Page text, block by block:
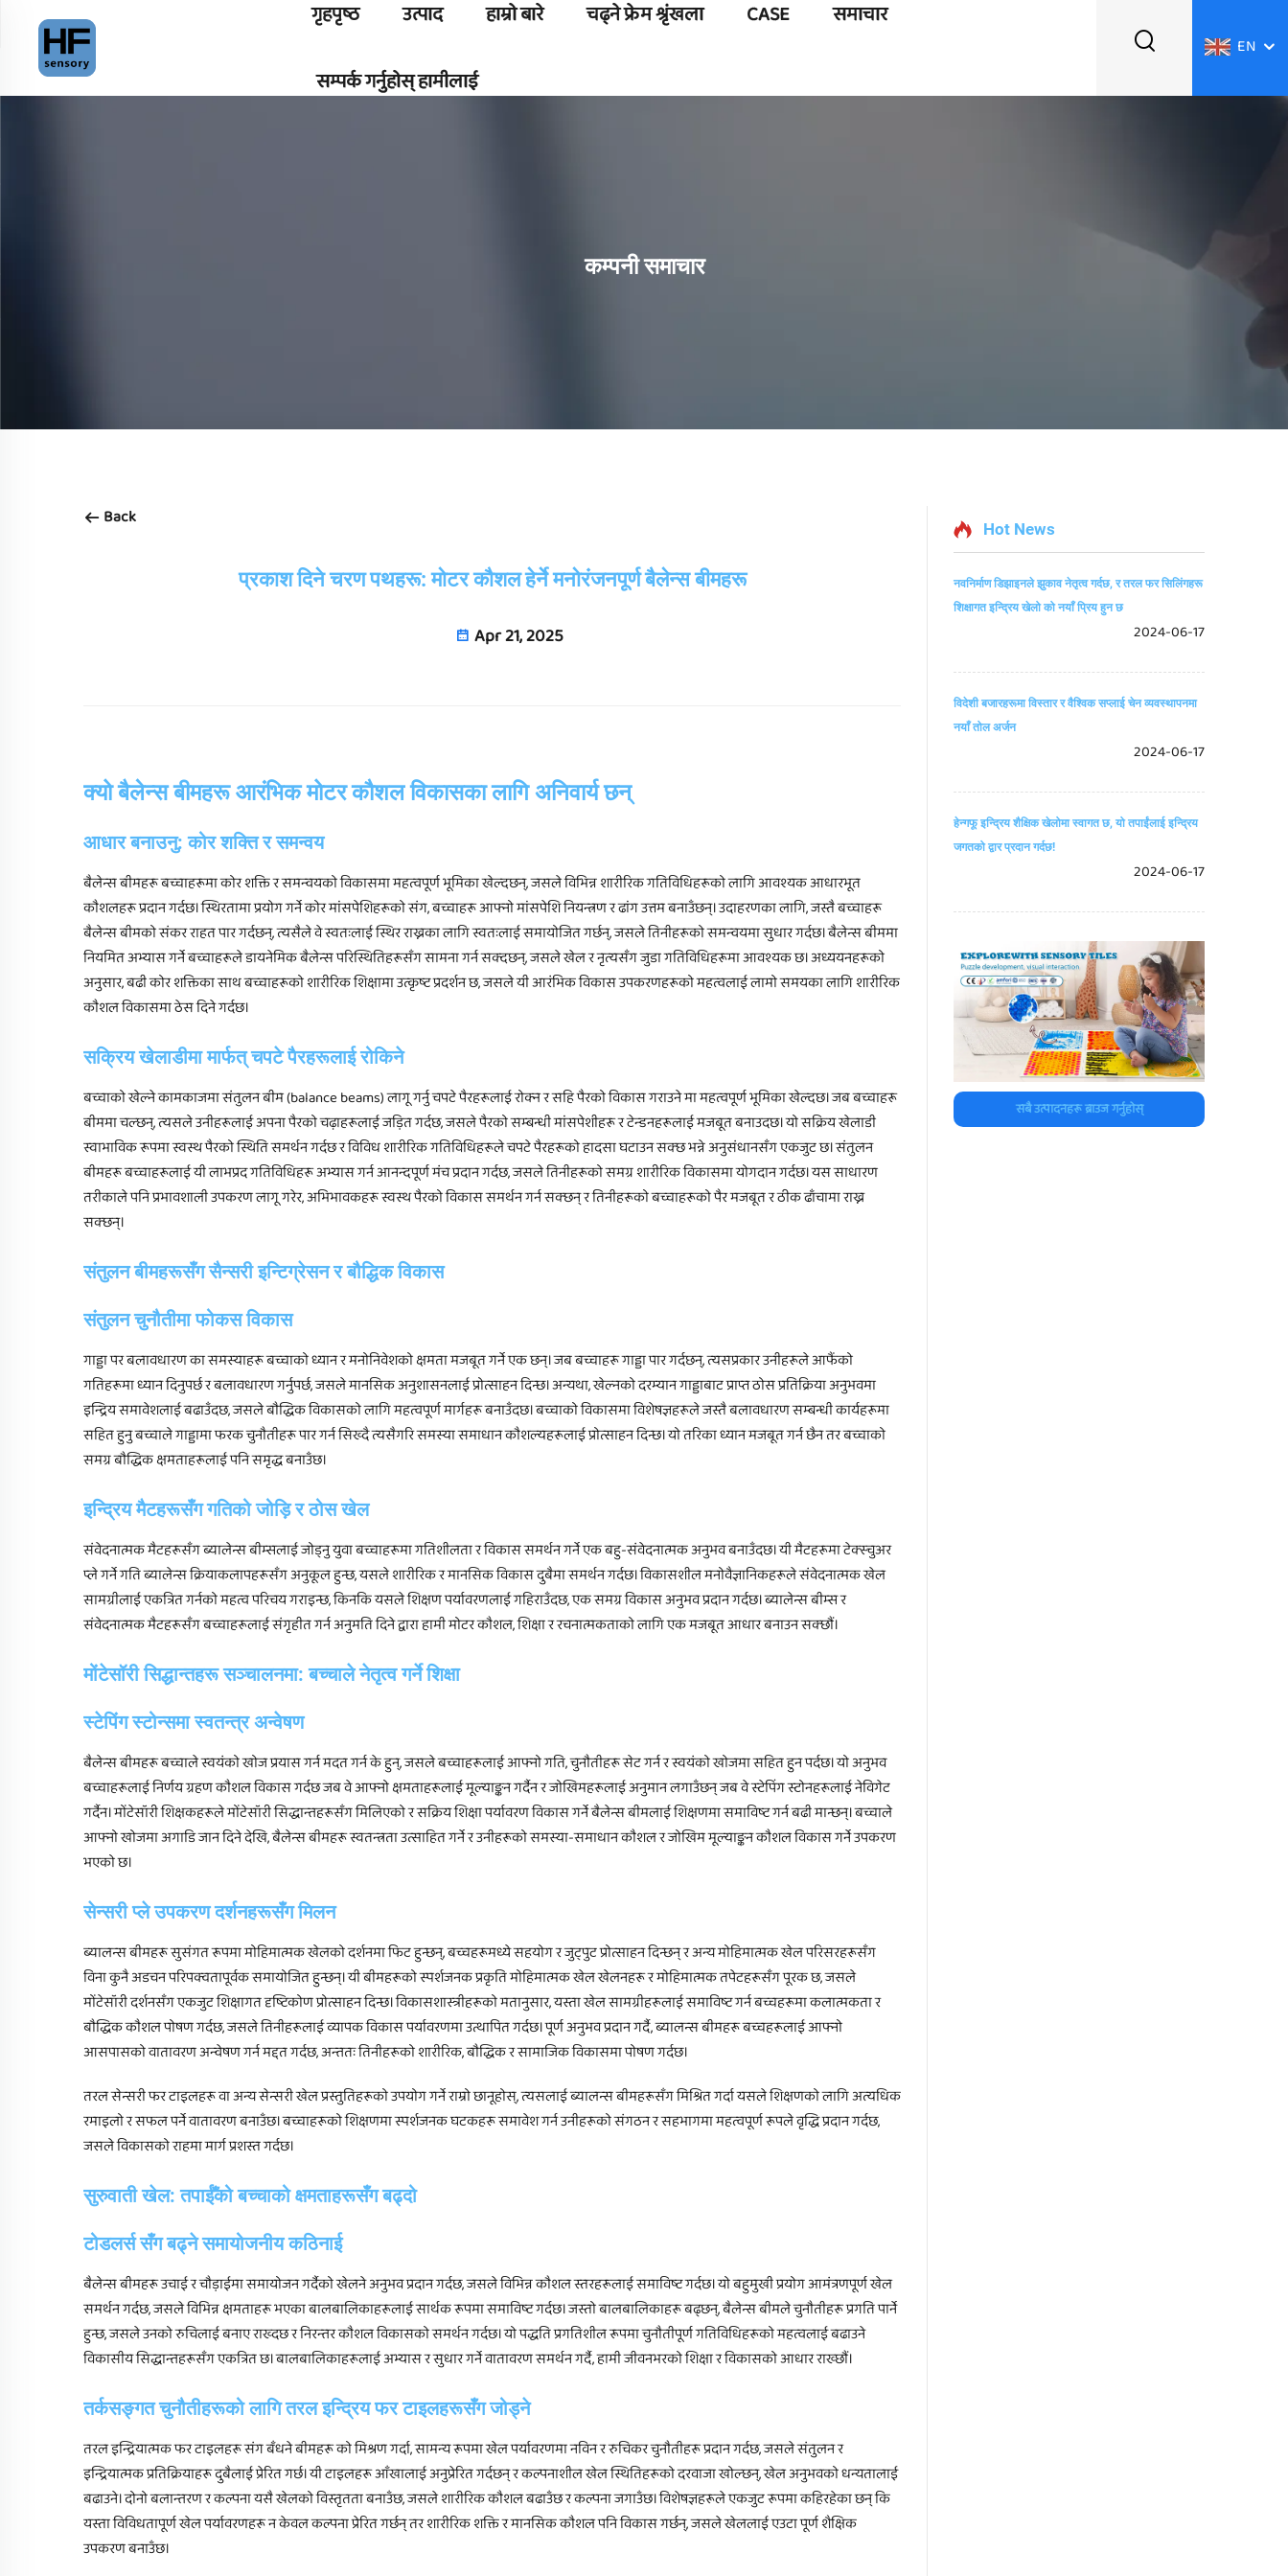
गृहपृष्ठ उत्पाद हाम्रो बारे चढ्ने फ्रेम श्रृंखला CASE समाचार
सम्पर्क गर्नुहोस् हामीलाई
EN
कम्पनी समाचार
Back
प्रकाश दिने चरण पथहरू: मोटर कौशल हेर्ने मनोरंजनपूर्ण बैलेन्स बीमहरू
Apr 21, 2025
क्यो बैलेन्स बीमहरू आरंभिक मोटर कौशल विकासका लागि अनिवार्य छन्
आधार बनाउनु: कोर शक्ति र समन्वय
बैलेन्स बीमहरू बच्चाहरूमा कोर शक्ति र समन्वयको विकासमा महत्वपूर्ण भूमिका खेल्दछन्, जसले विभिन्न शारीरिक गतिविधिहरूको लागि आवश्यक आधारभूत
कौशलहरू प्रदान गर्दछ। स्थिरतामा प्रयोग गर्ने कोर मांसपेशिहरूको संग, बच्चाहरू आफ्नो मांसपेशि नियन्त्रण र ढांग उत्तम बनाउँछन्। उदाहरणका लागि, जस्तै बच्चाहरू
बैलेन्स बीमको संकर राहत पार गर्दछन्, त्यसैले वे स्वतःलाई स्थिर राख्नका लागि स्वतःलाई समायोजित गर्छन्, जसले तिनीहरूको समन्वयमा सुधार गर्दछ। बैलेन्स बीममा
नियमित अभ्यास गर्ने बच्चाहरूले डायनेमिक बैलेन्स परिस्थितिहरूसँग सामना गर्न सक्दछन्, जसले खेल र नृत्यसँग जुडा गतिविधिहरूमा आवश्यक छ। अध्ययनहरूको
अनुसार, बढी कोर शक्तिका साथ बच्चाहरूको शारीरिक शिक्षामा उत्कृष्ट प्रदर्शन छ, जसले यी आरंभिक विकास उपकरणहरूको महत्वलाई लामो समयका लागि शारीरिक
कौशल विकासमा ठेस दिने गर्दछ।
सक्रिय खेलाडीमा मार्फत् चपटे पैरहरूलाई रोकिने
बच्चाको खेल्ने कामकाजमा संतुलन बीम (balance beams) लागू गर्नु चपटे पैरहरूलाई रोक्न र सहि पैरको विकास गराउने मा महत्वपूर्ण भूमिका खेल्दछ। जब बच्चाहरू
बीममा चल्छन्, त्यसले उनीहरूलाई अपना पैरको चढ़ाहरूलाई जड़ित गर्दछ, जसले पैरको सम्बन्धी मांसपेशीहरू र टेन्डनहरूलाई मजबूत बनाउदछ। यो सक्रिय खेलाडी
स्वाभाविक रूपमा स्वस्थ पैरको स्थिति समर्थन गर्दछ र विविध शारीरिक गतिविधिहरूले चपटे पैरहरूको हादसा घटाउन सक्छ भन्ने अनुसंधानसँग एकजुट छ। संतुलन
बीमहरू बच्चाहरूलाई यी लाभप्रद गतिविधिहरू अभ्यास गर्न आनन्दपूर्ण मंच प्रदान गर्दछ, जसले तिनीहरूको समग्र शारीरिक विकासमा योगदान गर्दछ। यस साधारण
तरीकाले पनि प्रभावशाली उपकरण लागू गरेर, अभिभावकहरू स्वस्थ पैरको विकास समर्थन गर्न सक्छन् र तिनीहरूको बच्चाहरूको पैर मजबूत र ठीक ढाँचामा राख्न
सक्छन्।
संतुलन बीमहरूसँग सैन्सरी इन्टिग्रेसन र बौद्धिक विकास
संतुलन चुनौतीमा फोकस विकास
गाड्डा पर बलावधारण का समस्याहरू बच्चाको ध्यान र मनोनिवेशको क्षमता मजबूत गर्ने एक छन्। जब बच्चाहरू गाड्डा पार गर्दछन्, त्यसप्रकार उनीहरूले आफैंको
गतिहरूमा ध्यान दिनुपर्छ र बलावधारण गर्नुपर्छ, जसले मानसिक अनुशासनलाई प्रोत्साहन दिन्छ। अन्यथा, खेल्नको दरम्यान गाड्डाबाट प्राप्त ठोस प्रतिक्रिया अनुभवमा
इन्द्रिय समावेशलाई बढाउँदछ, जसले बौद्धिक विकासको लागि महत्वपूर्ण मार्गहरू बनाउँदछ। बच्चाको विकासमा विशेषज्ञहरूले जस्तै बलावधारण सम्बन्धी कार्यहरूमा
सहित हुनु बच्चाले गाड्डामा फरक चुनौतीहरू पार गर्न सिख्दै त्यसैगरि समस्या समाधान कौशल्यहरूलाई प्रोत्साहन दिन्छ। यो तरिका ध्यान मजबूत गर्न छैन तर बच्चाको
समग्र बौद्धिक क्षमताहरूलाई पनि समृद्ध बनाउँछ।
इन्द्रिय मैटहरूसँग गतिको जोड़ि र ठोस खेल
संवेदनात्मक मैटहरूसँग ब्यालेन्स बीम्सलाई जोड्नु युवा बच्चाहरूमा गतिशीलता र विकास समर्थन गर्ने एक बहु-संवेदनात्मक अनुभव बनाउँदछ। यी मैटहरूमा टेक्स्चुअर
प्ले गर्ने गति ब्यालेन्स क्रियाकलापहरूसँग अनुकूल हुन्छ, यसले शारीरिक र मानसिक विकास दुबैमा समर्थन गर्दछ। विकासशील मनोवैज्ञानिकहरूले संवेदनात्मक खेल
सामग्रीलाई एकत्रित गर्नको महत्व परिचय गराइन्छ, किनकि यसले शिक्षण पर्यावरणलाई गहिराउँदछ, एक समग्र विकास अनुभव प्रदान गर्दछ। ब्यालेन्स बीम्स र
संवेदनात्मक मैटहरूसँग बच्चाहरूलाई संगृहीत गर्न अनुमति दिने द्वारा हामी मोटर कौशल, शिक्षा र रचनात्मकताको लागि एक मजबूत आधार बनाउन सक्छौं।
मोंटेसॉरी सिद्धान्तहरू सञ्चालनमा: बच्चाले नेतृत्व गर्ने शिक्षा
स्टेपिंग स्टोन्समा स्वतन्त्र अन्वेषण
बैलेन्स बीमहरू बच्चाले स्वयंको खोज प्रयास गर्न मदत गर्न के हुन्, जसले बच्चाहरूलाई आफ्नो गति, चुनौतीहरू सेट गर्न र स्वयंको खोजमा सहित हुन पर्दछ। यो अनुभव
बच्चाहरूलाई निर्णय ग्रहण कौशल विकास गर्दछ जब वे आफ्नो क्षमताहरूलाई मूल्याङ्कन गर्दैन र जोखिमहरूलाई अनुमान लगाउँछन् जब वे स्टेपिंग स्टोनहरूलाई नेविगेट
गर्दैन। मोंटेसॉरी शिक्षकहरूले मोंटेसॉरी सिद्धान्तहरूसँग मिलिएको र सक्रिय शिक्षा पर्यावरण विकास गर्ने बैलेन्स बीमलाई शिक्षणमा समाविष्ट गर्न बढी मान्छन्। बच्चाले
आफ्नो खोजमा अगाडि जान दिने देखि, बैलेन्स बीमहरू स्वतन्त्रता उत्साहित गर्ने र उनीहरूको समस्या-समाधान कौशल र जोखिम मूल्याङ्कन कौशल विकास गर्ने उपकरण
भएको छ।
सेन्सरी प्ले उपकरण दर्शनहरूसँग मिलन
ब्यालन्स बीमहरू सुसंगत रूपमा मोहिमात्मक खेलको दर्शनमा फिट हुन्छन्, बच्चहरूमध्ये सहयोग र जुट्पुट प्रोत्साहन दिन्छन् र अन्य मोहिमात्मक खेल परिसरहरूसँग
विना कुनै अडचन परिपक्वतापूर्वक समायोजित हुन्छन्। यी बीमहरूको स्पर्शजनक प्रकृति मोहिमात्मक खेल खेलनहरू र मोहिमात्मक तपेटहरूसँग पूरक छ, जसले
मोंटेसॉरी दर्शनसँग एकजुट शिक्षागत दृष्टिकोण प्रोत्साहन दिन्छ। विकासशास्त्रीहरूको मतानुसार, यस्ता खेल सामग्रीहरूलाई समाविष्ट गर्न बच्चहरूमा कलात्मकता र
बौद्धिक कौशल पोषण गर्दछ, जसले तिनीहरूलाई व्यापक विकास पर्यावरणमा उत्थापित गर्दछ। पूर्ण अनुभव प्रदान गर्दै, ब्यालन्स बीमहरू बच्चहरूलाई आफ्नो
आसपासको वातावरण अन्वेषण गर्न मद्दत गर्दछ, अन्ततः तिनीहरूको शारीरिक, बौद्धिक र सामाजिक विकासमा पोषण गर्दछ।
तरल सेन्सरी फर टाइलहरू वा अन्य सेन्सरी खेल प्रस्तुतिहरूको उपयोग गर्ने राम्रो छानूहोस्, त्यसलाई ब्यालन्स बीमहरूसँग मिश्रित गर्दा यसले शिक्षणको लागि अत्यधिक
रमाइलो र सफल पर्ने वातावरण बनाउँछ। बच्चाहरूको शिक्षणमा स्पर्शजनक घटकहरू समावेश गर्न उनीहरूको संगठन र सहभागमा महत्वपूर्ण रूपले वृद्धि प्रदान गर्दछ,
जसले विकासको राहमा मार्ग प्रशस्त गर्दछ।
सुरुवाती खेल: तपाईँको बच्चाको क्षमताहरूसँग बढ्दो
टोडलर्स सँग बढ्ने समायोजनीय कठिनाई
बैलेन्स बीमहरू उचाई र चौड़ाईमा समायोजन गर्दैको खेलने अनुभव प्रदान गर्दछ, जसले विभिन्न कौशल स्तरहरूलाई समाविष्ट गर्दछ। यो बहुमुखी प्रयोग आमंत्रणपूर्ण खेल
समर्थन गर्दछ, जसले विभिन्न क्षमताहरू भएका बालबालिकाहरूलाई सार्थक रूपमा समाविष्ट गर्दछ। जस्तो बालबालिकाहरू बढ्छन्, बैलेन्स बीमले चुनौतीहरू प्रगति पार्ने
हुन्छ, जसले उनको रुचिलाई बनाए राख्दछ र निरन्तर कौशल विकासको समर्थन गर्दछ। यो पद्धति प्रगतिशील रूपमा चुनौतीपूर्ण गतिविधिहरूको महत्वलाई बढाउने
विकासीय सिद्धान्तहरूसँग एकत्रित छ। बालबालिकाहरूलाई अभ्यास र सुधार गर्ने वातावरण समर्थन गर्दै, हामी जीवनभरको शिक्षा र विकासको आधार राख्छौं।
तर्कसङ्गत चुनौतीहरूको लागि तरल इन्द्रिय फर टाइलहरूसँग जोड्ने
तरल इन्द्रियात्मक फर टाइलहरू संग बँधने बीमहरू को मिश्रण गर्दा, सामन्य रूपमा खेल पर्यावरणमा नविन र रुचिकर चुनौतीहरू प्रदान गर्दछ, जसले संतुलन र
इन्द्रियात्मक प्रतिक्रियाहरू दुबैलाई प्रेरित गर्छ। यी टाइलहरू आँखालाई अनुप्रेरित गर्दछन् र कल्पनाशील खेल स्थितिहरूको दरवाजा खोल्छन्, खेल अनुभवको धन्यतालाई
बढाउने। दोनो बलान्तरण र कल्पना यसै खेलको विस्तृतता बनाउँछ, जसले शारीरिक कौशल बढाउँछ र कल्पना जगाउँछ। विशेषज्ञहरूले एकजुट रूपमा कहिरहेका छन् कि
यस्ता विविधतापूर्ण खेल पर्यावरणहरू न केवल कल्पना प्रेरित गर्छन् तर शारीरिक शक्ति र मानसिक कौशल पनि विकास गर्छन्, जसले खेललाई एउटा पूर्ण शैक्षिक
उपकरण बनाउँछ।
Hot News
नवनिर्माण डिझाइनले झुकाव नेतृत्व गर्दछ, र तरल फर सिलिंगहरू
शिक्षागत इन्द्रिय खेलो को नयाँ प्रिय हुन छ
2024-06-17
विदेशी बजारहरूमा विस्तार र वैश्विक सप्लाई चेन व्यवस्थापनमा
नयाँ तोल अर्जन
2024-06-17
हेन्गफू इन्द्रिय शैक्षिक खेलोमा स्वागत छ, यो तपाईंलाई इन्द्रिय
जगतको द्वार प्रदान गर्दछ!
2024-06-17
सबै उत्पादनहरू ब्राउज गर्नुहोस्